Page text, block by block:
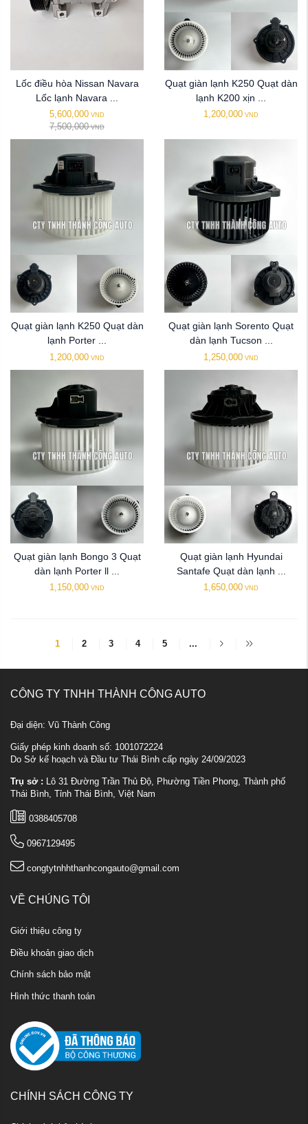
Lốc điều hòa Nissan Navara
Lốc lạnh Navara ...
5,600,000 VND
7,500,000 VND
Quạt giàn lạnh K250 Quạt dàn
lạnh K200 xịn ...
1,200,000 VND
Quạt giàn lạnh K250 Quạt dàn
lạnh Porter ...
1,200,000 VND
Quạt giàn lạnh Sorento Quạt
dàn lạnh Tucson ...
1,250,000 VND
Quạt giàn lạnh Bongo 3 Quạt
dàn lạnh Porter ll ...
1,150,000 VND
Quạt giàn lạnh Hyundai
Santafe Quạt dàn lạnh ...
1,650,000 VND
1 2 3 4 5 ...
CÔNG TY TNHH THÀNH CÔNG AUTO
Đại diện: Vũ Thành Công
Giấy phép kinh doanh số: 1001072224
Do Sở kế hoạch và Đầu tư Thái Bình cấp ngày 24/09/2023
Trụ sở : Lô 31 Đường Trần Thủ Độ, Phường Tiền Phong, Thành phố
Thái Bình, Tỉnh Thái Bình, Việt Nam
0388405708
0967129495
congtytnhhthanhcongauto@gmail.com
VỀ CHÚNG TÔI
Giới thiệu công ty
Điều khoản giao dịch
Chính sách bảo mật
Hình thức thanh toán
CHÍNH SÁCH CÔNG TY